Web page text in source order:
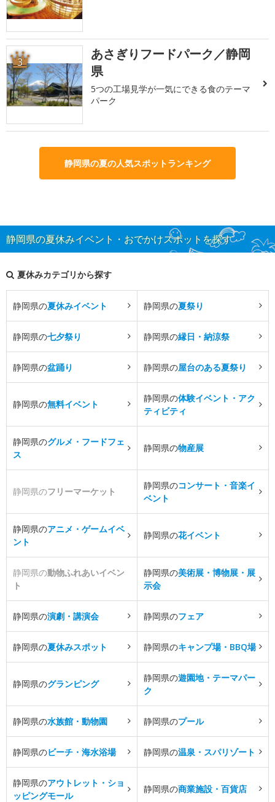
3
あさぎりフードパーク／静岡
県
5つの工場見学が一気にできる食のテーマ
パーク
静岡県の夏の人気スポットランキング
静岡県の夏休みイベント・おでかけスポットを探す
夏休みカテゴリから探す
静岡県の夏休みイベント 静岡県の夏祭り
静岡県の七夕祭り 静岡県の縁日・納涼祭
静岡県の盆踊り 静岡県の屋台のある夏祭り
静岡県の無料イベント
静岡県の体験イベント・アク
ティビティ
静岡県のグルメ・フードフェ
ス
静岡県の物産展
静岡県のフリーマーケット
静岡県のコンサート・音楽イ
ベント
静岡県のアニメ・ゲームイベ
ント
静岡県の花イベント
静岡県の動物ふれあいイベン
ト
静岡県の美術展・博物展・展
示会
静岡県の演劇・講演会 静岡県のフェア
静岡県の夏休みスポット 静岡県のキャンプ場・BBQ場
静岡県のグランピング
静岡県の遊園地・テーマパー
ク
静岡県の水族館・動物園 静岡県のプール
静岡県のビーチ・海水浴場 静岡県の温泉・スパリゾート
静岡県のアウトレット・ショ
ッピングモール
静岡県の商業施設・百貨店